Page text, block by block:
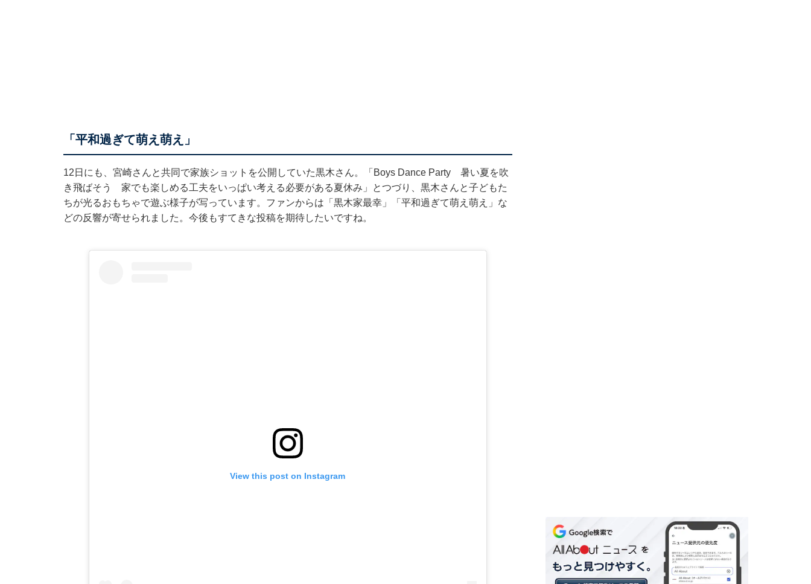
「平和過ぎて萌え萌え」
12日にも、宮崎さんと共同で家族ショットを公開していた黒木さん。「Boys Dance Party 暑い夏を吹
き飛ばそう 家でも楽しめる工夫をいっぱい考える必要がある夏休み」とつづり、黒木さんと子どもた
ちが光るおもちゃで遊ぶ様子が写っています。ファンからは「黒木家最幸」「平和過ぎて萌え萌え」な
どの反響が寄せられました。今後もすてきな投稿を期待したいですね。
View this post on Instagram